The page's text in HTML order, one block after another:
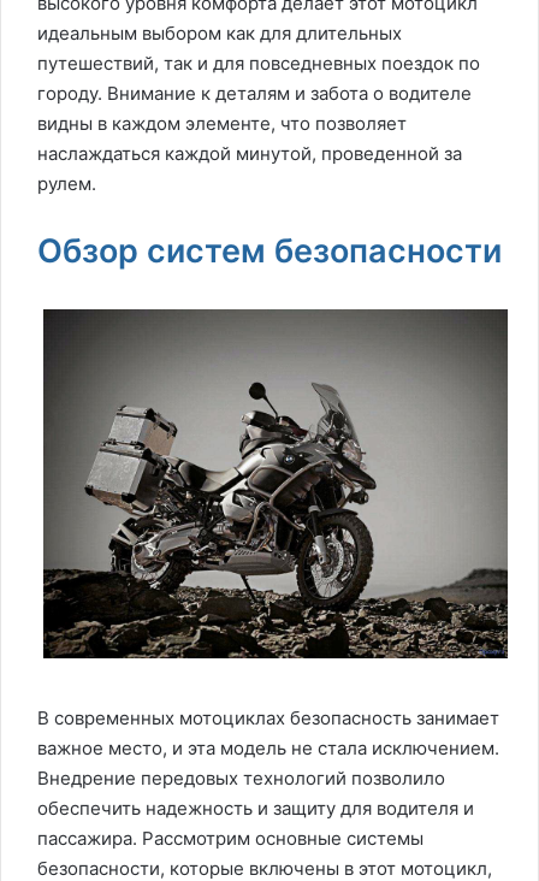
идеальным выбором как для длительных
путешествий, так и для повседневных поездок по
городу. Внимание к деталям и забота о водителе
видны в каждом элементе, что позволяет
наслаждаться каждой минутой, проведенной за
рулем.
Обзор систем безопасности
В современных мотоциклах безопасность занимает
важное место, и эта модель не стала исключением.
Внедрение передовых технологий позволило
обеспечить надежность и защиту для водителя и
пассажира. Рассмотрим основные системы
безопасности, которые включены в этот мотоцикл,